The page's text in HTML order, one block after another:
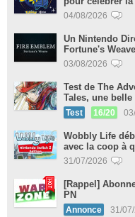
04/08/2026
Un Nintendo
Fortune's
03/08/2026
Test de The
Tales, une
Test 16/20
Wobbly Life
avec la coop à
31/07/2026
[Rappel]
PN
Annonce 31/